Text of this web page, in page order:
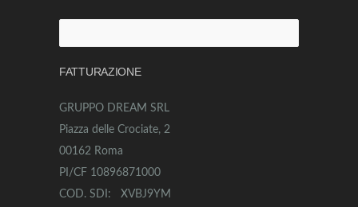
per:
FATTURAZIONE
GRUPPO DREAM SRL
Piazza delle Crociate, 2
00162 Roma
PI/CF 10896871000
COD. SDI: XVBJ9YM